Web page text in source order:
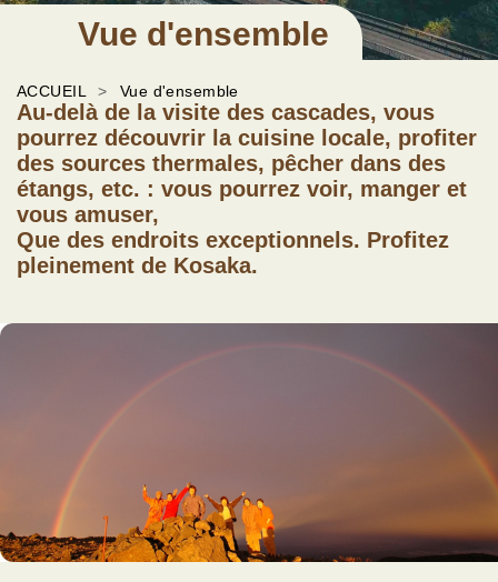
Vue d'ensemble
ACCUEIL Vue d'ensemble
Au-delà de la visite des cascades, vous
pourrez découvrir la cuisine locale, profiter
des sources thermales, pêcher dans des
étangs, etc. : vous pourrez voir, manger et
vous amuser,
Que des endroits exceptionnels. Profitez
pleinement de Kosaka.